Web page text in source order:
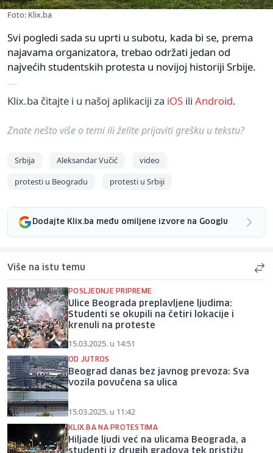
Foto: Klix.ba
Svi pogledi sada su uprti u subotu, kada bi se, prema
najavama organizatora, trebao održati jedan od
najvećih studentskih protesta u novijoj historiji Srbije.
Klix.ba čitajte i u našoj aplikaciji za iOS ili Android.
Znate nešto više o temi ili želite prijaviti grešku u tekstu?
Srbija Aleksandar Vučić
video
protesti u Beogradu
protesti u Srbiji
Dodajte Klix.ba među omiljene izvore na Googlu
Više na istu temu
POSLJEDNJE PRIPREME
Ulice Beograda preplavljene ljudima:
Studenti se okupili na četiri lokacije i
krenuli na proteste
15.03.2025. u 14:51
OD JUTROS
Beograd danas bez javnog prevoza: Sva
vozila povučena sa ulica
15.03.2025. u 11:42
KLIX.BA NA PROTESTIMA
Hiljade ljudi već na ulicama Beograda, a
studenti iz drugih gradova tek pristižu